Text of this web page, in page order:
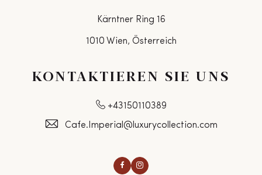
Kärntner Ring 16
1010 Wien, Österreich
KONTAKTIEREN SIE UNS
+43150110389
Cafe.Imperial@luxurycollection.com
FacebookInstagram